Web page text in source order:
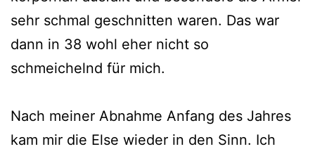
sehr schmal geschnitten waren. Das war
dann in 38 wohl eher nicht so
schmeichelnd für mich.
Nach meiner Abnahme Anfang des Jahres
kam mir die Else wieder in den Sinn. Ich